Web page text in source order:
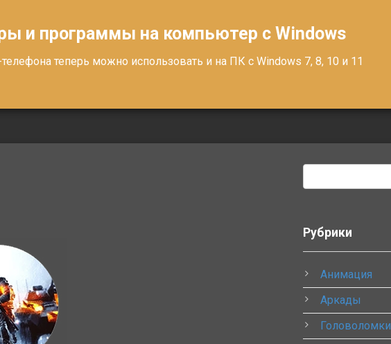
и программы на компьютер с Windows
теперь можно использовать и на ПК с Windows 7, 8, 10 и 11
Рубрики
Анимация
Аркады
Головоломки